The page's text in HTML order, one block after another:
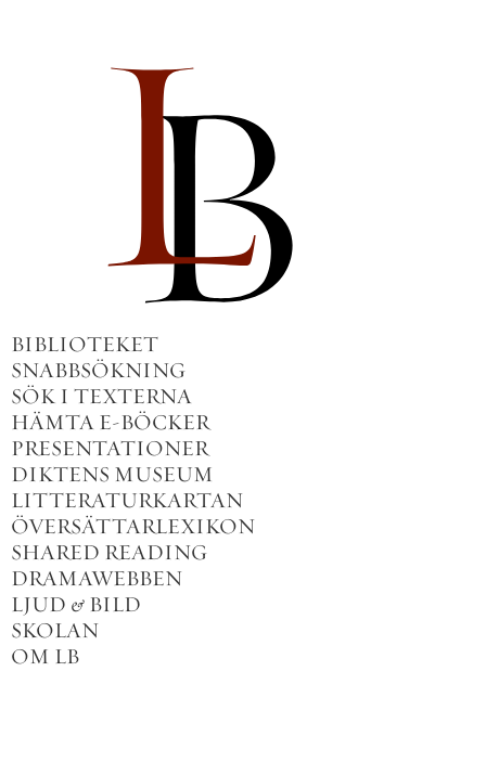
BIBLIOTEKET
SNABBSÖKNING
SÖK I TEXTERNA
HÄMTA E-BÖCKER
PRESENTATIONER
DIKTENS MUSEUM
LITTERATURKARTAN
ÖVERSÄTTARLEXIKON
SHARED READING
DRAMAWEBBEN
LJUD & BILD
SKOLAN
OM LB